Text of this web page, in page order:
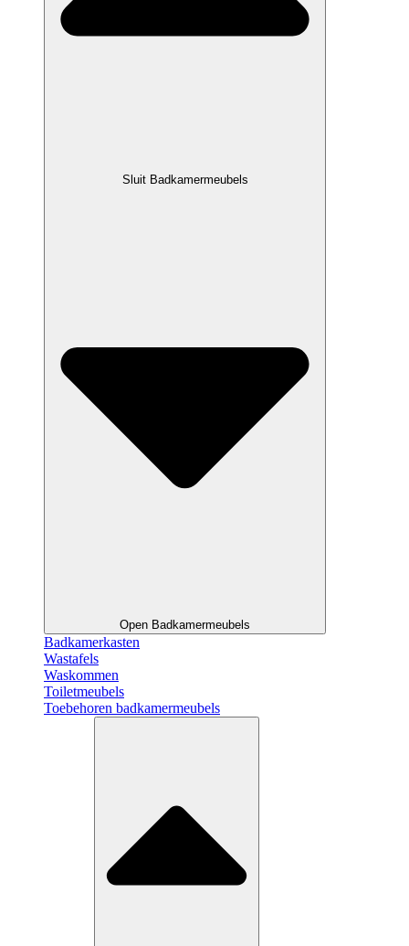
Sluit Badkamermeubels
Open Badkamermeubels
Badkamerkasten
Wastafels
Waskommen
Toiletmeubels
Toebehoren badkamermeubels